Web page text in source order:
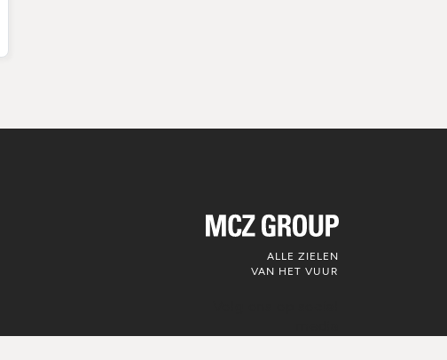
ALLE ZIELEN
VAN HET VUUR